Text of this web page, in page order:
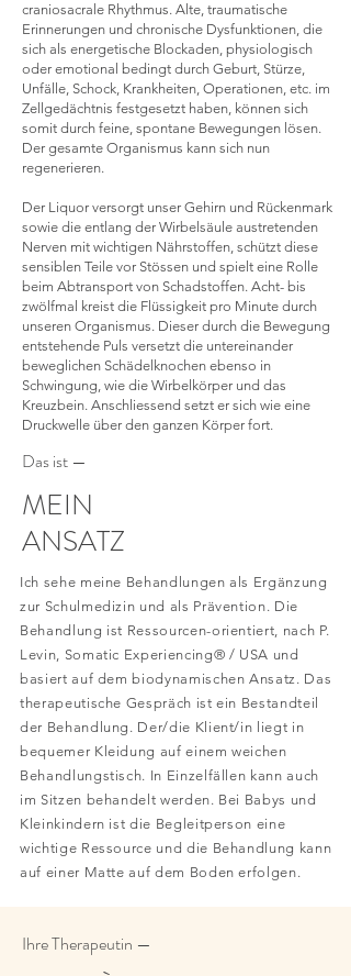
craniosacrale Rhythmus. Alte, traumatische
Erinnerungen und chronische Dysfunktionen, die
sich als energetische Blockaden, physiologisch
oder emotional bedingt durch Geburt, Stürze,
Unfälle, Schock, Krankheiten, Operationen, etc. im
Zellgedächtnis festgesetzt haben, können sich
somit durch feine, spontane Bewegungen lösen.
Der gesamte Organismus kann sich nun
regenerieren.
Der Liquor versorgt unser Gehirn und Rückenmark
sowie die entlang der Wirbelsäule austretenden
Nerven mit wichtigen Nährstoffen, schützt diese
sensiblen Teile vor Stössen und spielt eine Rolle
beim Abtransport von Schadstoffen. Acht- bis
zwölfmal kreist die Flüssigkeit pro Minute durch
unseren Organismus. Dieser durch die Bewegung
entstehende Puls versetzt die untereinander
beweglichen Schädelknochen ebenso in
Schwingung, wie die Wirbelkörper und das
Kreuzbein. Anschliessend setzt er sich wie eine
Druckwelle über den ganzen Körper fort.
Das ist —
MEIN
ANSATZ
Ich sehe meine Behandlungen als Ergänzung
zur Schulmedizin und als Prävention. Die
Behandlung ist Ressourcen-orientiert, nach P.
Levin, Somatic Experiencing® / USA und
basiert auf dem biodynamischen Ansatz. Das
therapeutische Gespräch ist ein Bestandteil
der Behandlung. Der/die Klient/in liegt in
bequemer Kleidung auf einem weichen
Behandlungstisch. In Einzelfällen kann auch
im Sitzen behandelt werden. Bei Babys und
Kleinkindern ist die Begleitperson eine
wichtige Ressource und die Behandlung kann
auf einer Matte auf dem Boden erfolgen.
Ihre Therapeutin —